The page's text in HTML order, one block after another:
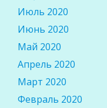
Июль 2020
Июнь 2020
Май 2020
Апрель 2020
Март 2020
Февраль 2020